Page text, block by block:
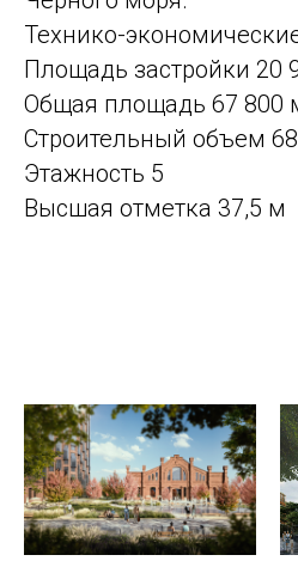
Технико-
Площадь застройки 20
Общая площадь 67 800
Строительный объем
Этажность 5
Высшая отметка 37,5 м